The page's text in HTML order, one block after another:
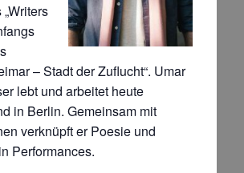
– Stadt der Zuflucht“. Umar
lebt und arbeitet heute
in Berlin. Gemeinsam mit
verknüpft er Poesie und
Performances.